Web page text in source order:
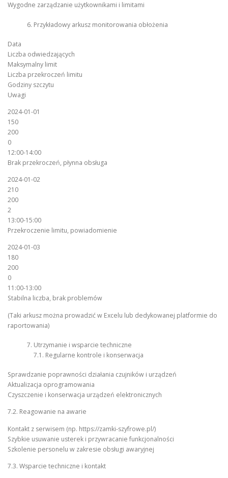
Wygodne zarządzanie użytkownikami i limitami
Przykładowy arkusz monitorowania obłożenia
Data
Liczba odwiedzających
Maksymalny limit
Liczba przekroczeń limitu
Godziny szczytu
Uwagi
2024-01-01
150
200
0
12:00-14:00
Brak przekroczeń, płynna obsługa
2024-01-02
210
200
2
13:00-15:00
Przekroczenie limitu, powiadomienie
2024-01-03
180
200
0
11:00-13:00
Stabilna liczba, brak problemów
(Taki arkusz można prowadzić w Excelu lub dedykowanej platformie do
raportowania)
Utrzymanie i wsparcie techniczne
7.1. Regularne kontrole i konserwacja
Sprawdzanie poprawności działania czujników i urządzeń
Aktualizacja oprogramowania
Czyszczenie i konserwacja urządzeń elektronicznych
7.2. Reagowanie na awarie
Kontakt z serwisem (np. https://zamki-szyfrowe.pl/)
Szybkie usuwanie usterek i przywracanie funkcjonalności
Szkolenie personelu w zakresie obsługi awaryjnej
7.3. Wsparcie techniczne i kontakt